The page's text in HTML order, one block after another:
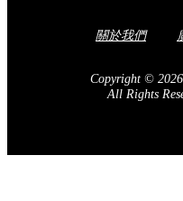
關於我們
Copyright ©
All Rights